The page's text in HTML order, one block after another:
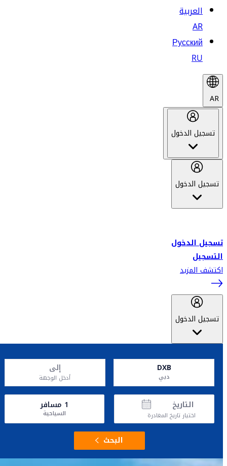
العربية
AR
Русский
RU
AR
تسجيل الدخول
تسجيل الدخول
تسجيل الدخول
التسجيل
اكتشف المزيد
تسجيل الدخول
DXB
دبي
إلى
أدخل الوجهة
التاريخ
اختيار تاريخ المغادرة
1 مسافر
السياحية
البحث